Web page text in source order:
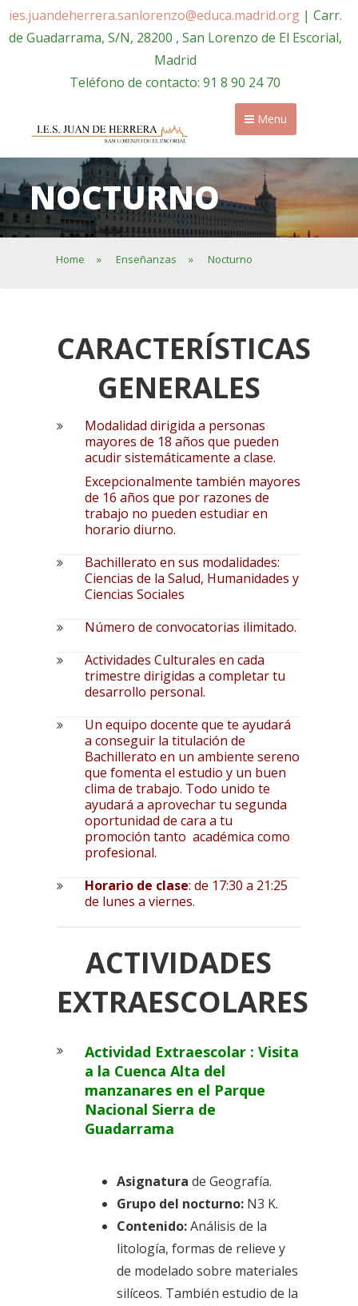
ies.juandeherrera.sanlorenzo@educa.madrid.org| Carr.
de Guadarrama, S/N, 28200 , San Lorenzo de El Escorial,
Madrid
Teléfono de contacto: 91 8 90 24 70
Menu
NOCTURNO
Home » Enseñanzas » Nocturno
CARACTERÍSTICAS
GENERALES
Modalidad dirigida a personas
mayores de 18 años que pueden
acudir sistemáticamente a clase.
Excepcionalmente también mayores
de 16 años que por razones de
trabajo no pueden estudiar en
horario diurno.
Bachillerato en sus modalidades:
Ciencias de la Salud, Humanidades y
Ciencias Sociales
Número de convocatorias ilimitado.
Actividades Culturales en cada
trimestre dirigidas a completar tu
desarrollo personal.
Un equipo docente que te ayudará
a conseguir la titulación de
Bachillerato en un ambiente sereno
que fomenta el estudio y un buen
clima de trabajo. Todo unido te
ayudará a aprovechar tu segunda
oportunidad de cara a tu
promoción tanto académica como
profesional.
Horario de clase: de 17:30 a 21:25
de lunes a viernes.
ACTIVIDADES
EXTRAESCOLARES
Actividad Extraescolar : Visita
a la Cuenca Alta del
manzanares en el Parque
Nacional Sierra de
Guadarrama
Asignatura de Geografía.
Grupo del nocturno: N3 K.
Contenido:Análisis de la
litología, formas de relieve y
de modelado sobre materiales
silíceos. También estudio de la